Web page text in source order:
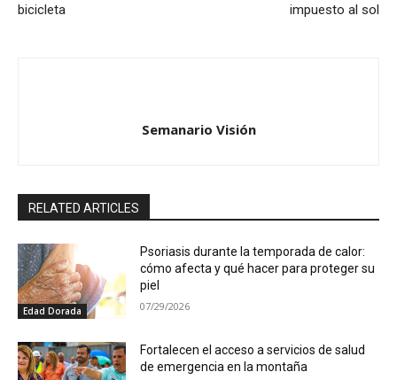
bicicleta
impuesto al sol
Semanario Visión
RELATED ARTICLES
Edad Dorada
Psoriasis durante la temporada de calor:
cómo afecta y qué hacer para proteger su
piel
07/29/2026
Fortalecen el acceso a servicios de salud
de emergencia en la montaña